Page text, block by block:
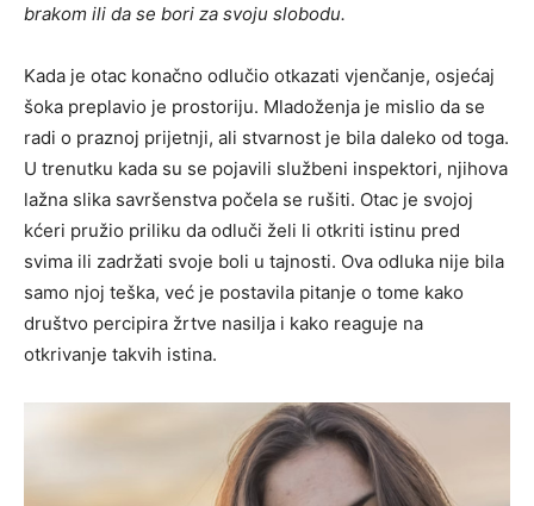
brakom ili da se bori za svoju slobodu.
Kada je otac konačno odlučio otkazati vjenčanje, osjećaj
šoka preplavio je prostoriju. Mladoženja je mislio da se
radi o praznoj prijetnji, ali stvarnost je bila daleko od toga.
U trenutku kada su se pojavili službeni inspektori, njihova
lažna slika savršenstva počela se rušiti. Otac je svojoj
kćeri pružio priliku da odluči želi li otkriti istinu pred
svima ili zadržati svoje boli u tajnosti. Ova odluka nije bila
samo njoj teška, već je postavila pitanje o tome kako
društvo percipira žrtve nasilja i kako reaguje na
otkrivanje takvih istina.